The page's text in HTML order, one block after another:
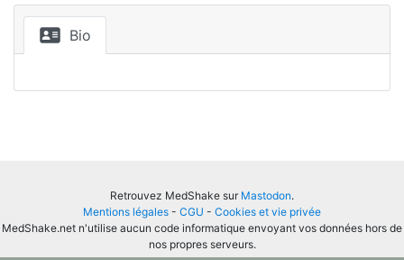
Bio
Retrouvez MedShake sur Mastodon.
Mentions légales - CGU - Cookies et vie privée
MedShake.net n'utilise aucun code informatique envoyant vos données hors de
nos propres serveurs.